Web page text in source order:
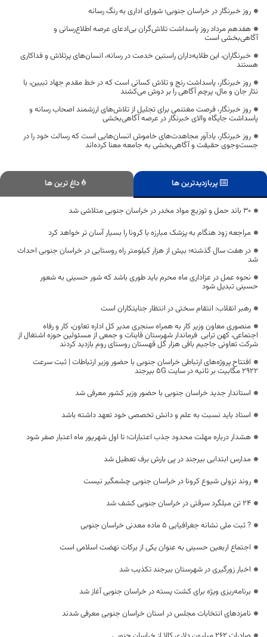
روز خبرنگار در خراسان جنوبی؛ شورای اداری به رنگ رسانه
هفدهم مرداد روز پاسداشت تلاش‌گران بی‌ادعای عرصه اطلاع‌رسانی و
آگاهی‌بخشی است
خبرنگاران، این طلایه‌داران راستین خدمت در رسانه، انسان‌های پرتلاش و فداکاری
هستند
روز خبرنگار، پاسداشت رنج و تلاش کسانی است که در خط مقدم جهاد تبیین، با
نثار جان و مال، پرچم آگاهی را بر دوش می‌کشند
روز خبرنگار، فرصت مغتنمی برای تجلیل از تلاش‌های ارزشمند اصحاب رسانه و
پاسداشت جایگاه والای خبرنگار در عرصه آگاهی‌بخشی
روز خبرنگار، یادآور مجاهدت‌های خاموش انسان‌هایی است که رسالت خود را در
جست‌وجوی حقیقت و آگاهی‌بخشی به جامعه معنا کرده‌اند
پربازدیدترین ها داغ ترین ها
۳۰ باند حمل و توزیع مواد مخدر در خراسان جنوبی متلاشی شد
مراجعه زود هنگام به پزشک مبارزه با کرونا را بسیار آسان تر خواهد کرد
در هفت سال گذشته؛ بیش از هزار کیلومتر راه روستایی در خراسان جنوبی احداث
شد
نحوه عمل در عزاداری ماه محرم باید طوری باشد که شور حسینی به شعور
حسینی تبدیل شود
رهبر انقلاب:‌ انتقام سختی در انتظار جنایتکاران است
منصوری معاون وزیر کار به همراه سنجری مدیر کل اداره تعاون، کار و رفاه
اجتماعی، کهن ترابی فرماندار شهرستان قاینات و جمعی از مسئولین حوزه اشتغال از
شرکت تعاونی جاجیم بافی هزار گل قهستان روستای روم بازدید کردند
افتتاح پروژه‌های ارتباطی خراسان جنوبی با حضور وزیر ارتباطات | ثبت سرعت
۲۹۲۲ مگابیت بر ثانیه در سایت 5G بیرجند
استاندار جدید خراسان جنوبی با حضور وزیر کشور معرفی شد
استاد باید نسبت به علم و دانش تخصصی خود تعهد داشته باشد
هشدار درباره مهلت محدود جذب اعتبارات؛ تا اول شهریور ماه اعتبار صفر شود
مدارس ابتدایی بیرجند در پی بارش برف تعطیل شد
روند نزولی شیوع کرونا در خراسان جنوبی چشمگیر نیست
۲۴ تن میلگرد سرقتی در خراسان جنوبی کشف شد
? ثبت ملی نشانه جغرافیایی ۵ ماده معدنی خراسان جنوبی
اجتماع اربعین حسینی به عنوان یکی از برکات نهضت اسلامی است
اخبار زورگیری در شهرستان بیرجند تکذیب شد
برنامه‌ریزی ویژه برای کشت پسته در خراسان جنوبی آغاز شد
نامزدهای انتخابات مجلس در استان خراسان جنوبی معرفی شدند